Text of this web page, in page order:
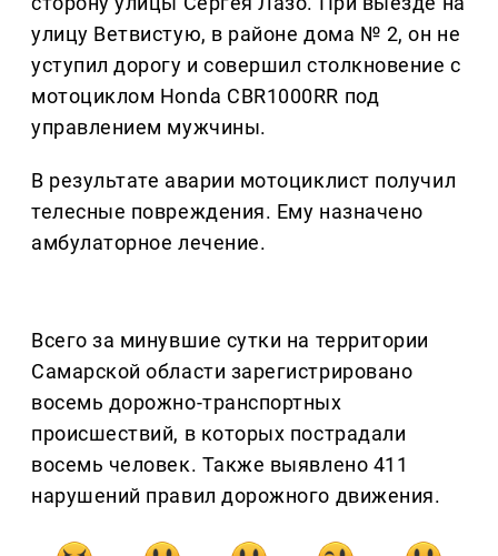
улицу Ветвистую, в районе дома № 2, он не
уступил дорогу и совершил столкновение с
мотоциклом Honda CBR1000RR под
управлением мужчины.
В результате аварии мотоциклист получил
телесные повреждения. Ему назначено
амбулаторное лечение.
Всего за минувшие сутки на территории
Самарской области зарегистрировано
восемь дорожно-транспортных
происшествий, в которых пострадали
восемь человек. Также выявлено 411
нарушений правил дорожного движения.